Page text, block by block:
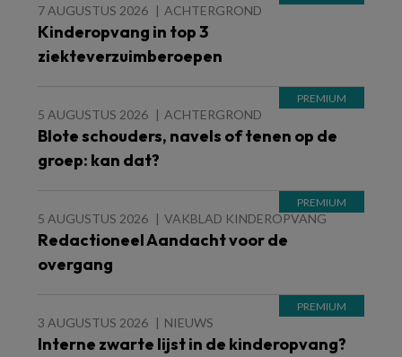
7 AUGUSTUS 2026 ACHTERGROND
Kinderopvang in top 3
ziekteverzuimberoepen
5 AUGUSTUS 2026 ACHTERGROND
Blote schouders, navels of tenen op de
groep: kan dat?
5 AUGUSTUS 2026 VAKBLAD KINDEROPVANG
Redactioneel Aandacht voor de
overgang
3 AUGUSTUS 2026 NIEUWS
Interne zwarte lijst in de kinderopvang?